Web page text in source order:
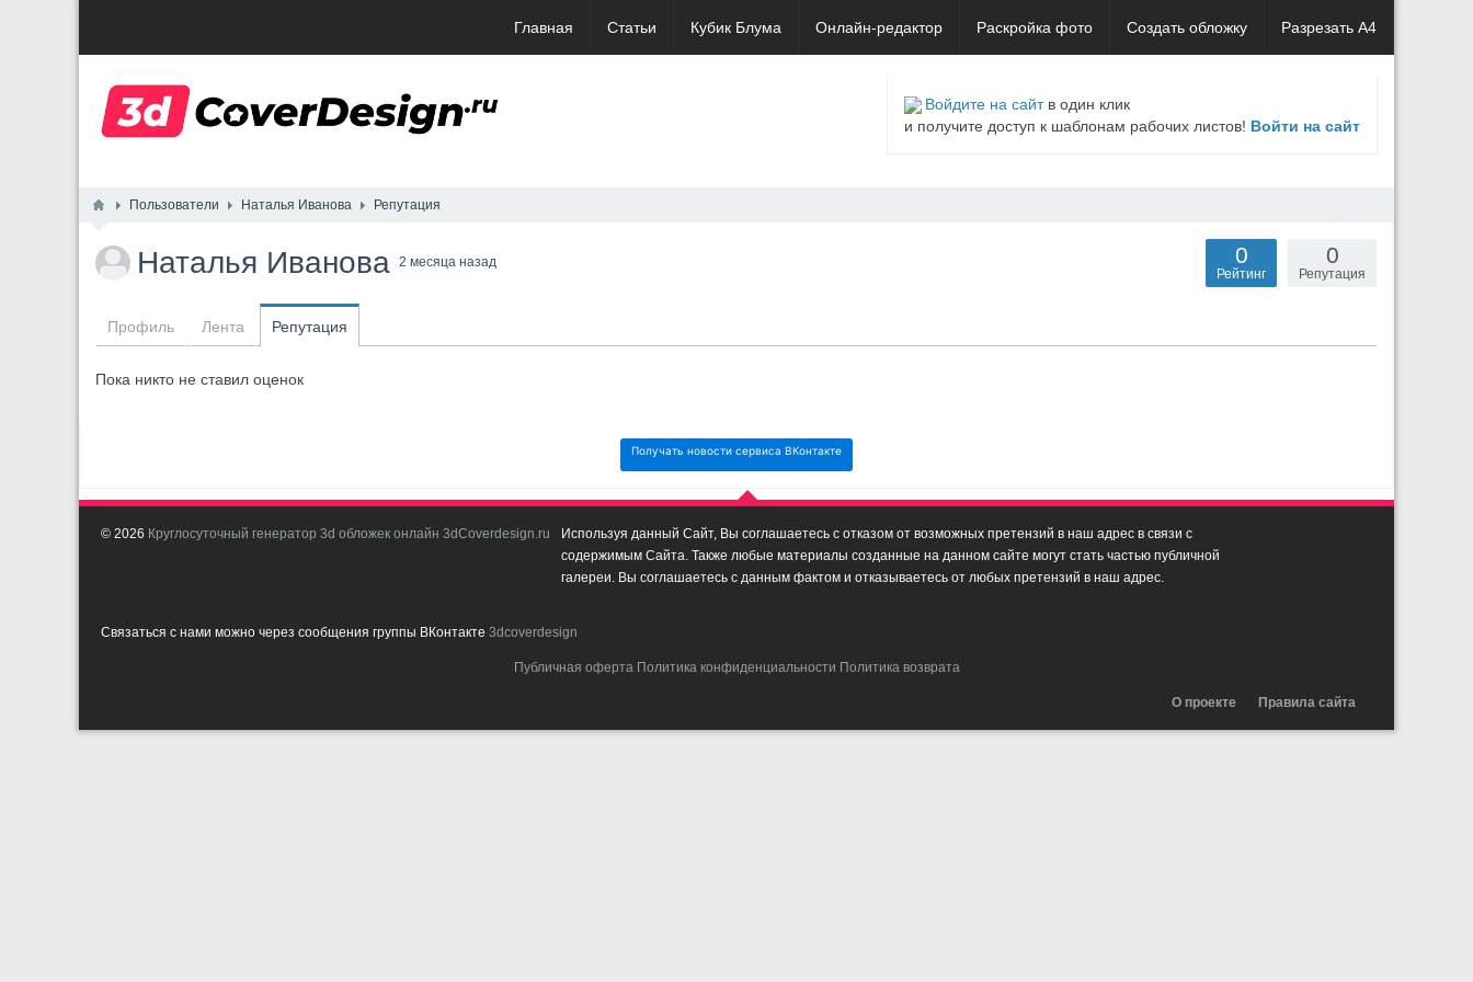
Главная Статьи Кубик Блума Онлайн-редактор Раскройка фото Создать обложку Разрезать А4
Войдите на сайтв один клик
и получите доступ к шаблонам рабочих листов! Войти на сайт
Пользователи Наталья Иванова Репутация
Наталья Иванова 2 месяца назад 0
Репутация
0
Рейтинг
Профиль Лента Репутация
Пока никто не ставил оценок
Получать новости сервиса ВКонтакте
© 2026 Круглосуточный генератор 3d обложек онлайн 3dCoverdesign.ru
Используя данный Сайт, Вы соглашаетесь с отказом от возможных претензий в наш адрес в связи с
содержимым Сайта. Также любые материалы созданные на данном сайте могут стать частью публичной
галереи. Вы соглашаетесь с данным фактом и отказываетесь от любых претензий в наш адрес.
Связаться с нами можно через сообщения группы ВКонтакте 3dcoverdesign
Публичная оферта Политика конфиденциальности Политика возврата
О проекте Правила сайта